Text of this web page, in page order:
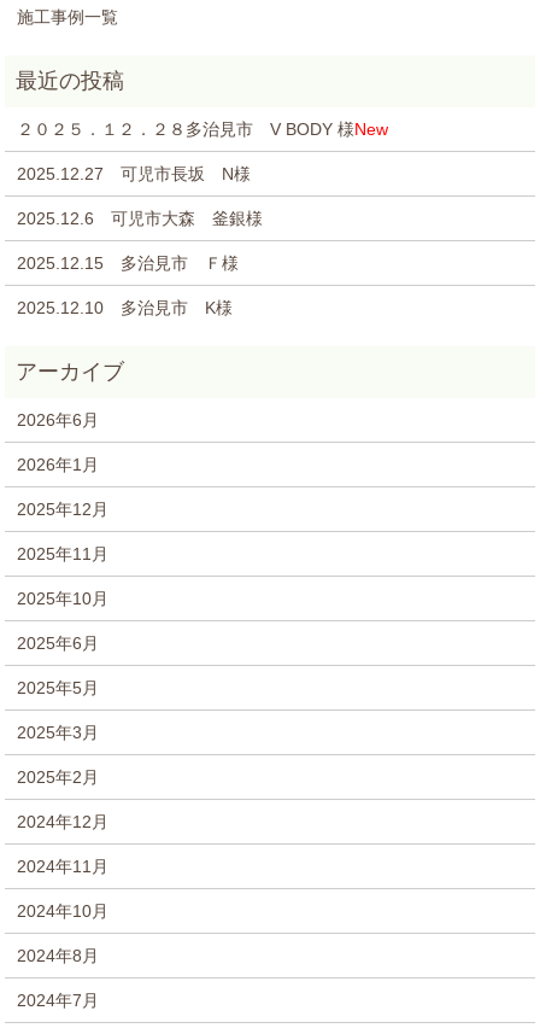
施工事例一覧
２０２５．１２．２８多治見市 V BODY 様New
2025.12.27 可児市長坂 N様
2025.12.6 可児市大森 釜銀様
2025.12.15 多治見市 Ｆ様
2025.12.10 多治見市 K様
2026年6月
2026年1月
2025年12月
2025年11月
2025年10月
2025年6月
2025年5月
2025年3月
2025年2月
2024年12月
2024年11月
2024年10月
2024年8月
2024年7月